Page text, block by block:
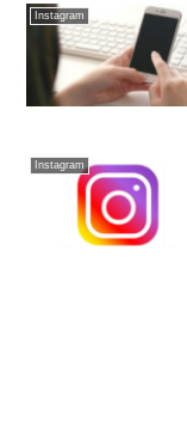
Instagram
Instagram